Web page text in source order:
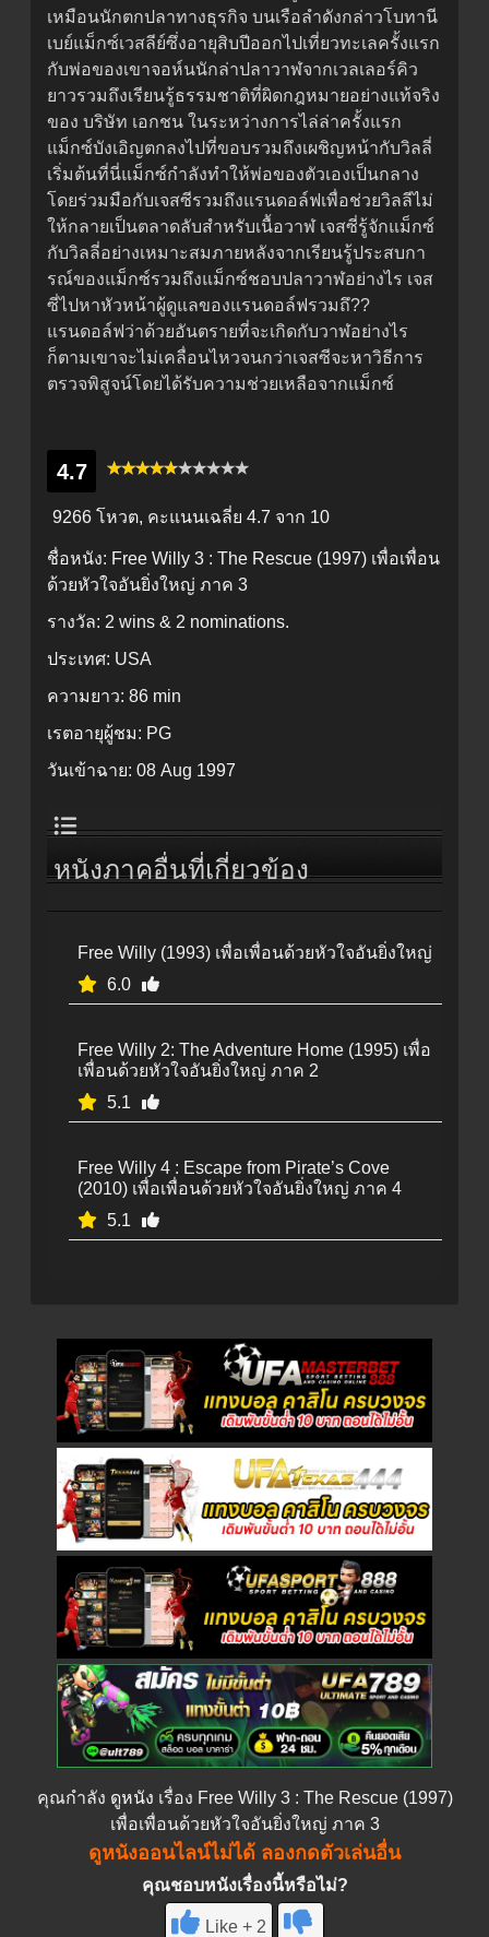
เหมือนนักตกปลาทางธุรกิจ บนเรือลำดังกล่าวโบทานี
เบย์แม็กซ์เวสลีย์ซึ่งอายุสิบปีออกไปเที่ยวทะเลครั้งแรก
กับพ่อของเขาจอห์นนักล่าปลาวาฬจากเวลเลอร์คิว
ยาวรวมถึงเรียนรู้ธรรมชาติที่ผิดกฎหมายอย่างแท้จริง
ของ บริษัท เอกชน ในระหว่างการไล่ล่าครั้งแรก
แม็กซ์บังเอิญตกลงไปที่ขอบรวมถึงเผชิญหน้ากับวิลลี่
เริ่มต้นที่นี่แม็กซ์กำลังทำให้พ่อของตัวเองเป็นกลาง
โดยร่วมมือกับเจสซีรวมถึงแรนดอล์ฟเพื่อช่วยวิลลีไม่
ให้กลายเป็นตลาดลับสำหรับเนื้อวาฬ เจสซี่รู้จักแม็กซ์
กับวิลลี่อย่างเหมาะสมภายหลังจากเรียนรู้ประสบกา
รณ์ของแม็กซ์รวมถึงแม็กซ์ชอบปลาวาฬอย่างไร เจส
ซี่ไปหาหัวหน้าผู้ดูแลของแรนดอล์ฟรวมถึ??
แรนดอล์ฟว่าด้วยอันตรายที่จะเกิดกับวาฬอย่างไร
ก็ตามเขาจะไม่เคลื่อนไหวจนกว่าเจสซีจะหาวิธีการ
ตรวจพิสูจน์โดยได้รับความช่วยเหลือจากแม็กซ์
4.7
9266 โหวต, คะแนนเฉลี่ย 4.7 จาก 10
ชื่อหนัง: Free Willy 3 : The Rescue (1997) เพื่อเพื่อน
ด้วยหัวใจอันยิ่งใหญ่ ภาค 3
รางวัล: 2 wins & 2 nominations.
ประเทศ: USA
ความยาว: 86 min
เรตอายุผู้ชม: PG
วันเข้าฉาย: 08 Aug 1997
หนังภาคอื่นที่เกี่ยวข้อง
Free Willy (1993) เพื่อเพื่อนด้วยหัวใจอันยิ่งใหญ่
6.0
Free Willy 2: The Adventure Home (1995) เพื่อ
เพื่อนด้วยหัวใจอันยิ่งใหญ่ ภาค 2
5.1
Free Willy 4 : Escape from Pirate’s Cove
(2010) เพื่อเพื่อนด้วยหัวใจอันยิ่งใหญ่ ภาค 4
5.1
คุณกำลัง ดูหนัง เรื่อง Free Willy 3 : The Rescue (1997)
เพื่อเพื่อนด้วยหัวใจอันยิ่งใหญ่ ภาค 3
ดูหนังออนไลน์ไม่ได้ ลองกดตัวเล่นอื่น
คุณชอบหนังเรื่องนี้หรือไม่?
Like + 2